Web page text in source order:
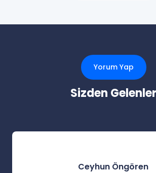
Yorum Yap
Sizden Gelenler
Ceyhun Öngören